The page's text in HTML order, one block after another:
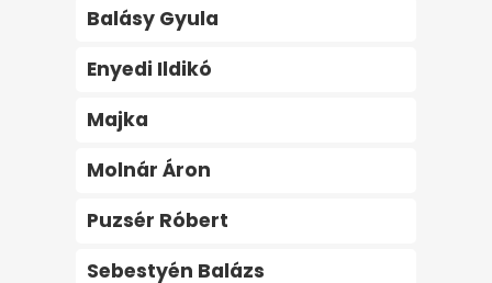
Balásy Gyula
Enyedi Ildikó
Majka
Molnár Áron
Puzsér Róbert
Sebestyén Balázs